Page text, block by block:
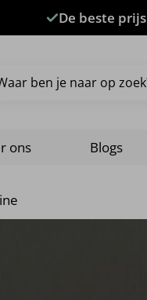
De beste prijs
ons Blogs